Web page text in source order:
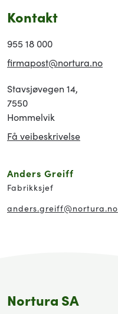
Kontakt
955 18 000
firmapost@nortura.no
Stavsjøvegen 14,
7550
Hommelvik
Få veibeskrivelse
Anders Greiff
Fabrikksjef
anders.greiff@nortura.no
Nortura SA